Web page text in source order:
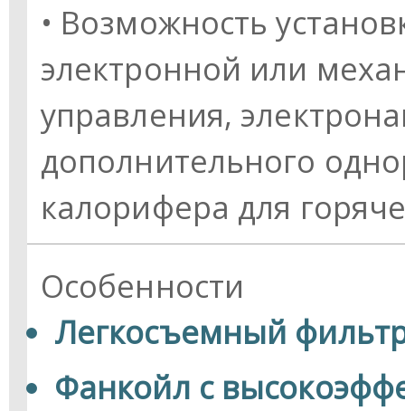
• Возможность
электронной или
управления,
дополнительного
калорифера для
Особенности
Легкосъемный
Фанкойл с